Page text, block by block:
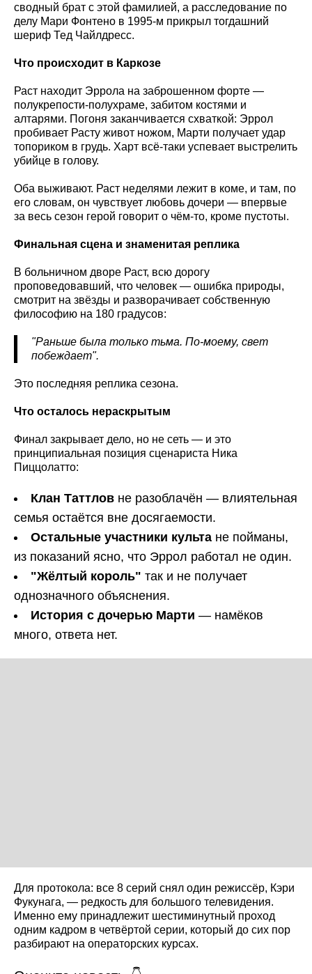
сводный брат с этой фамилией, а расследование по
делу Мари Фонтено в 1995-м прикрыл тогдашний
шериф Тед Чайлдресс.
Что происходит в Каркозе
Раст находит Эррола на заброшенном форте —
полукрепости-полухраме, забитом костями и
алтарями. Погоня заканчивается схваткой: Эррол
пробивает Расту живот ножом, Марти получает удар
топориком в грудь. Харт всё-таки успевает выстрелить
убийце в голову.
Оба выживают. Раст неделями лежит в коме, и там, по
его словам, он чувствует любовь дочери — впервые
за весь сезон герой говорит о чём-то, кроме пустоты.
Финальная сцена и знаменитая реплика
В больничном дворе Раст, всю дорогу
проповедовавший, что человек — ошибка природы,
смотрит на звёзды и разворачивает собственную
философию на 180 градусов:
"Раньше была только тьма. По-моему, свет
побеждает".
Это последняя реплика сезона.
Что осталось нераскрытым
Финал закрывает дело, но не сеть — и это
принципиальная позиция сценариста Ника
Пиццолатто:
Клан Таттлов не разоблачён — влиятельная
семья остаётся вне досягаемости.
Остальные участники культа не пойманы,
из показаний ясно, что Эррол работал не один.
"Жёлтый король" так и не получает
однозначного объяснения.
История с дочерью Марти — намёков
много, ответа нет.
Для протокола: все 8 серий снял один режиссёр, Кэри
Фукунага, — редкость для большого телевидения.
Именно ему принадлежит шестиминутный проход
одним кадром в четвёртой серии, который до сих пор
разбирают на операторских курсах.